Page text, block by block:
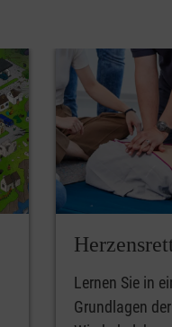
Lernen Sie in
Grundlagen